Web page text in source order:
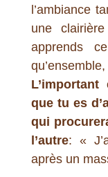
l’ambiance
une
apprends
que tu es
qui
l’autre: «
après un